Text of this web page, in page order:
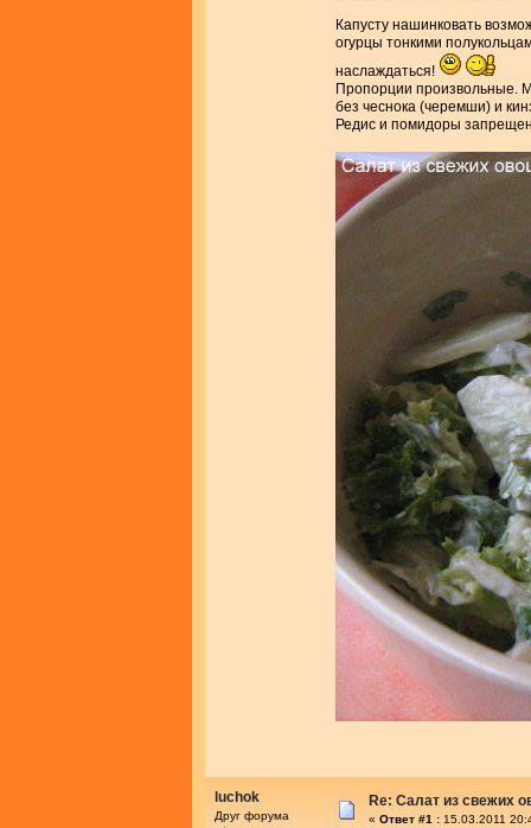
Капусту нашинковать
огурцы тонкими
наслаждаться!
Пропорции произвольные.
без чеснока (черемши) и
Редис и помидоры
luchok
Друг форума
Re: Салат из свежих
« Ответ #1 : 15.03.2011